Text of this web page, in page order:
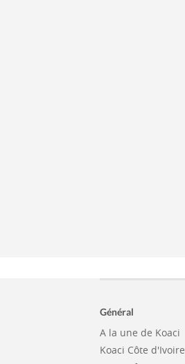
Général
A la une de Koaci
Koaci Côte d'Ivoire